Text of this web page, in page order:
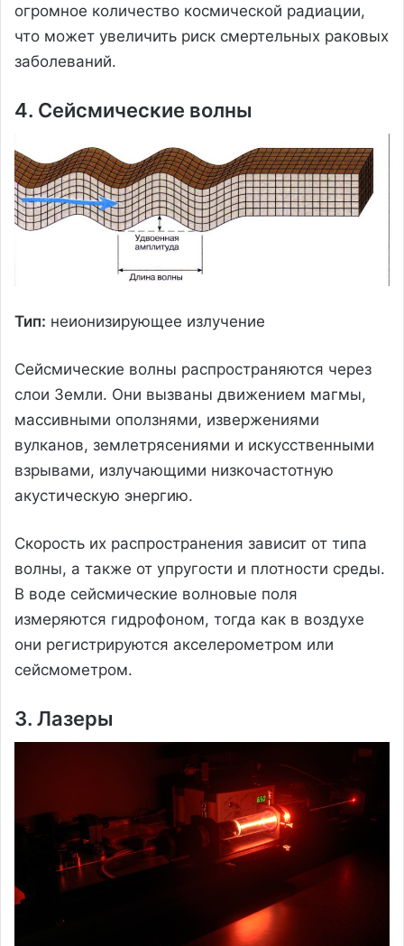
огромное количество космической радиации,
что может увеличить риск смертельных раковых
заболеваний.
4. Сейсмические волны
Тип: неионизирующее излучение
Сейсмические волны распространяются через
слои Земли. Они вызваны движением магмы,
массивными оползнями, извержениями
вулканов, землетрясениями и искусственными
взрывами, излучающими низкочастотную
акустическую энергию.
Скорость их распространения зависит от типа
волны, а также от упругости и плотности среды.
В воде сейсмические волновые поля
измеряются гидрофоном, тогда как в воздухе
они регистрируются акселерометром или
сейсмометром.
3. Лазеры